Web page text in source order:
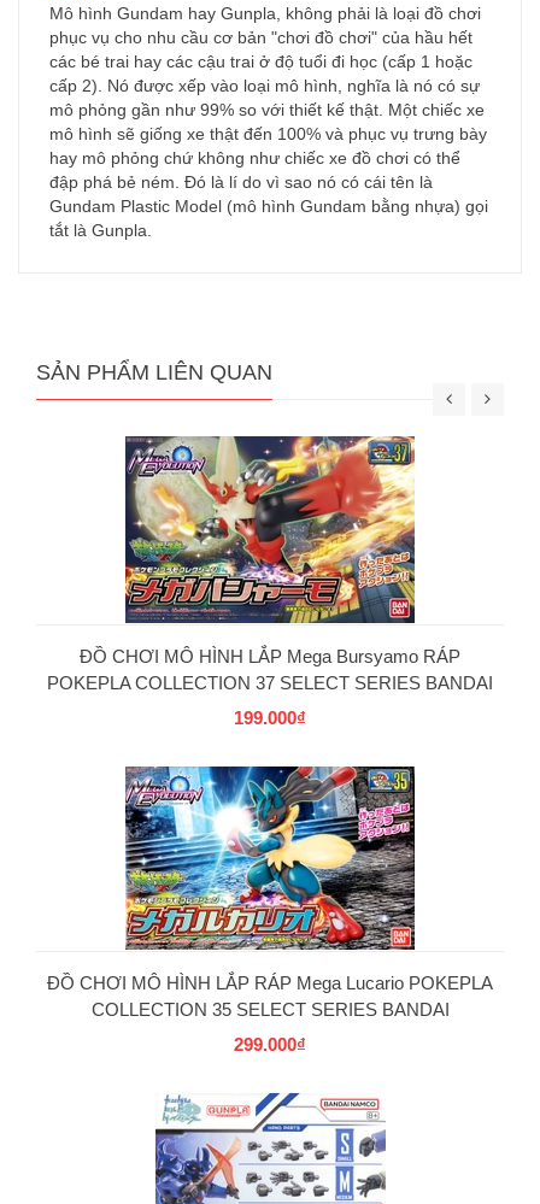
Mô hình Gundam hay Gunpla, không phải là loại đồ chơi
phục vụ cho nhu cầu cơ bản "chơi đồ chơi" của hầu hết
các bé trai hay các cậu trai ở độ tuổi đi học (cấp 1 hoặc
cấp 2). Nó được xếp vào loại mô hình, nghĩa là nó có sự
mô phỏng gần như 99% so với thiết kế thật. Một chiếc xe
mô hình sẽ giống xe thật đến 100% và phục vụ trưng bày
hay mô phỏng chứ không như chiếc xe đồ chơi có thể
đập phá bẻ ném. Đó là lí do vì sao nó có cái tên là
Gundam Plastic Model (mô hình Gundam bằng nhựa) gọi
tắt là Gunpla.
SẢN PHẨM LIÊN QUAN
ĐỒ CHƠI MÔ HÌNH LẮP Mega Bursyamo RÁP
POKEPLA COLLECTION 37 SELECT SERIES BANDAI
199.000₫
ĐỒ CHƠI MÔ HÌNH LẮP RÁP Mega Lucario POKEPLA
COLLECTION 35 SELECT SERIES BANDAI
299.000₫